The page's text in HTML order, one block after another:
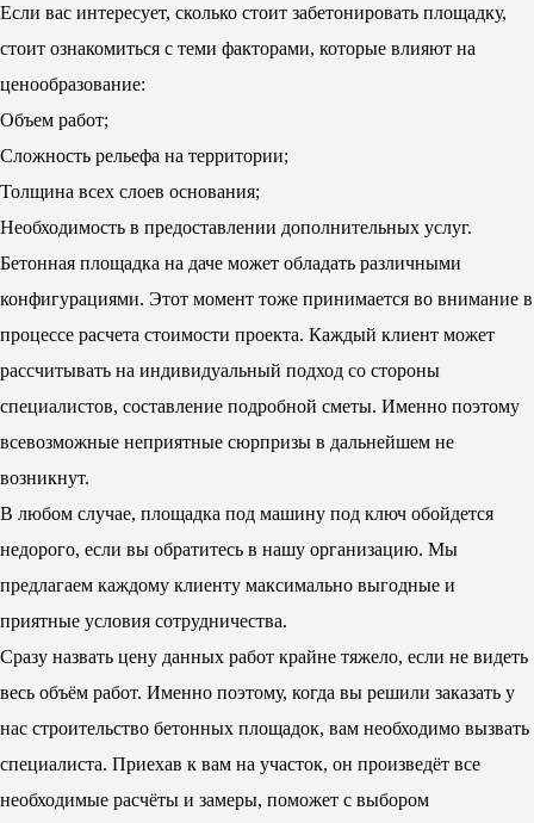
Если вас интересует, сколько стоит забетонировать площадку,
стоит ознакомиться с теми факторами, которые влияют на
ценообразование:
Объем работ;
Сложность рельефа на территории;
Толщина всех слоев основания;
Необходимость в предоставлении дополнительных услуг.
Бетонная площадка на даче может обладать различными
конфигурациями. Этот момент тоже принимается во внимание в
процессе расчета стоимости проекта. Каждый клиент может
рассчитывать на индивидуальный подход со стороны
специалистов, составление подробной сметы. Именно поэтому
всевозможные неприятные сюрпризы в дальнейшем не
возникнут.
В любом случае, площадка под машину под ключ обойдется
недорого, если вы обратитесь в нашу организацию. Мы
предлагаем каждому клиенту максимально выгодные и
приятные условия сотрудничества.
Сразу назвать цену данных работ крайне тяжело, если не видеть
весь объём работ. Именно поэтому, когда вы решили заказать у
нас строительство бетонных площадок, вам необходимо вызвать
специалиста. Приехав к вам на участок, он произведёт все
необходимые расчёты и замеры, поможет с выбором